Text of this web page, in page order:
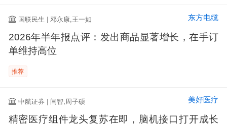
国联民生 | 邓永康,王一如 东方电缆
2026年半年报点评：发出商品显著增长，在手订
单维持高位
推荐
中航证券 | 闫智,周子硕 美好医疗
精密医疗组件龙头复苏在即，脑机接口打开成长